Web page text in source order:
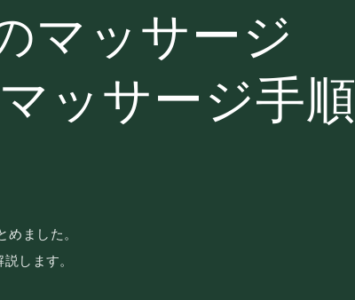
マッサージ
ッサージ手順
ました。
します。